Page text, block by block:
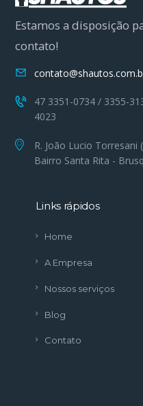
Estamos a disposição
contato!
47 3351-0734 / 3355-
4023
R. João Lucio Torresani
Bairro Santa Rita -
Links rápidos
Home
A Empresa
Nossos serviços
Blog
Contato